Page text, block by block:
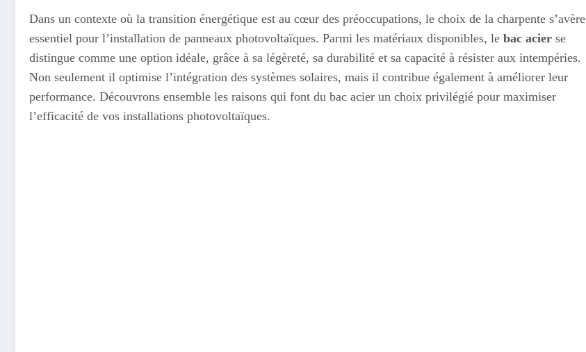
Dans un contexte où la transition énergétique est au cœur des préoccupations, le choix de la charpente s’avère
essentiel pour l’installation de panneaux photovoltaïques. Parmi les matériaux disponibles, le bac acier se
distingue comme une option idéale, grâce à sa légèreté, sa durabilité et sa capacité à résister aux intempéries.
Non seulement il optimise l’intégration des systèmes solaires, mais il contribue également à améliorer leur
performance. Découvrons ensemble les raisons qui font du bac acier un choix privilégié pour maximiser
l’efficacité de vos installations photovoltaïques.